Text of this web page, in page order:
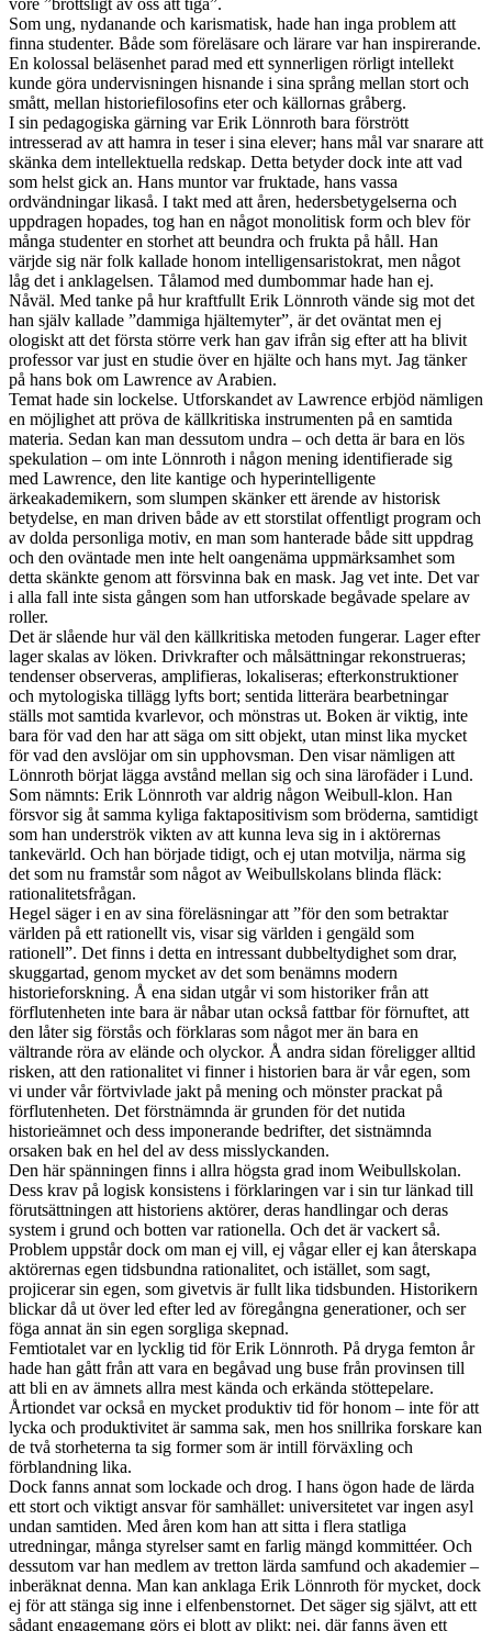
vore ”brottsligt av oss att tiga”.
Som ung, nydanande och karismatisk, hade han inga problem att
finna studenter. Både som föreläsare och lärare var han inspirerande.
En kolossal beläsenhet parad med ett synnerligen rörligt intellekt
kunde göra undervisningen hisnande i sina språng mellan stort och
smått, mellan historiefilosofins eter och källornas gråberg.
I sin pedagogiska gärning var Erik Lönnroth bara förstrött
intresserad av att hamra in teser i sina elever; hans mål var snarare att
skänka dem intellektuella redskap. Detta betyder dock inte att vad
som helst gick an. Hans muntor var fruktade, hans vassa
ordvändningar likaså. I takt med att åren, hedersbetygelserna och
uppdragen hopades, tog han en något monolitisk form och blev för
många studenter en storhet att beundra och frukta på håll. Han
värjde sig när folk kallade honom intelligensaristokrat, men något
låg det i anklagelsen. Tålamod med dumbommar hade han ej.
Nåväl. Med tanke på hur kraftfullt Erik Lönnroth vände sig mot det
han själv kallade ”dammiga hjältemyter”, är det oväntat men ej
ologiskt att det första större verk han gav ifrån sig efter att ha blivit
professor var just en studie över en hjälte och hans myt. Jag tänker
på hans bok om Lawrence av Arabien.
Temat hade sin lockelse. Utforskandet av Lawrence erbjöd nämligen
en möjlighet att pröva de källkritiska instrumenten på en samtida
materia. Sedan kan man dessutom undra – och detta är bara en lös
spekulation – om inte Lönnroth i någon mening identifierade sig
med Lawrence, den lite kantige och hyperintelligente
ärkeakademikern, som slumpen skänker ett ärende av historisk
betydelse, en man driven både av ett storstilat offentligt program och
av dolda personliga motiv, en man som hanterade både sitt uppdrag
och den oväntade men inte helt oangenäma uppmärksamhet som
detta skänkte genom att försvinna bak en mask. Jag vet inte. Det var
i alla fall inte sista gången som han utforskade begåvade spelare av
roller.
Det är slående hur väl den källkritiska metoden fungerar. Lager efter
lager skalas av löken. Drivkrafter och målsättningar rekonstrueras;
tendenser observeras, amplifieras, lokaliseras; efterkonstruktioner
och mytologiska tillägg lyfts bort; sentida litterära bearbetningar
ställs mot samtida kvarlevor, och mönstras ut. Boken är viktig, inte
bara för vad den har att säga om sitt objekt, utan minst lika mycket
för vad den avslöjar om sin upphovsman. Den visar nämligen att
Lönnroth börjat lägga avstånd mellan sig och sina lärofäder i Lund.
Som nämnts: Erik Lönnroth var aldrig någon Weibull-klon. Han
försvor sig åt samma kyliga faktapositivism som bröderna, samtidigt
som han underströk vikten av att kunna leva sig in i aktörernas
tankevärld. Och han började tidigt, och ej utan motvilja, närma sig
det som nu framstår som något av Weibullskolans blinda fläck:
rationalitetsfrågan.
Hegel säger i en av sina föreläsningar att ”för den som betraktar
världen på ett rationellt vis, visar sig världen i gengäld som
rationell”. Det finns i detta en intressant dubbeltydighet som drar,
skuggartad, genom mycket av det som benämns modern
historieforskning. Å ena sidan utgår vi som historiker från att
förflutenheten inte bara är nåbar utan också fattbar för förnuftet, att
den låter sig förstås och förklaras som något mer än bara en
vältrande röra av elände och olyckor. Å andra sidan föreligger alltid
risken, att den rationalitet vi finner i historien bara är vår egen, som
vi under vår förtvivlade jakt på mening och mönster prackat på
förflutenheten. Det förstnämnda är grunden för det nutida
historieämnet och dess imponerande bedrifter, det sistnämnda
orsaken bak en hel del av dess misslyckanden.
Den här spänningen finns i allra högsta grad inom Weibullskolan.
Dess krav på logisk konsistens i förklaringen var i sin tur länkad till
förutsättningen att historiens aktörer, deras handlingar och deras
system i grund och botten var rationella. Och det är vackert så.
Problem uppstår dock om man ej vill, ej vågar eller ej kan återskapa
aktörernas egen tidsbundna rationalitet, och istället, som sagt,
projicerar sin egen, som givetvis är fullt lika tidsbunden. Historikern
blickar då ut över led efter led av föregångna generationer, och ser
föga annat än sin egen sorgliga skepnad.
Femtiotalet var en lycklig tid för Erik Lönnroth. På dryga femton år
hade han gått från att vara en begåvad ung buse från provinsen till
att bli en av ämnets allra mest kända och erkända stöttepelare.
Årtiondet var också en mycket produktiv tid för honom – inte för att
lycka och produktivitet är samma sak, men hos snillrika forskare kan
de två storheterna ta sig former som är intill förväxling och
förblandning lika.
Dock fanns annat som lockade och drog. I hans ögon hade de lärda
ett stort och viktigt ansvar för samhället: universitetet var ingen asyl
undan samtiden. Med åren kom han att sitta i flera statliga
utredningar, många styrelser samt en farlig mängd kommittéer. Och
dessutom var han medlem av tretton lärda samfund och akademier –
inberäknat denna. Man kan anklaga Erik Lönnroth för mycket, dock
ej för att stänga sig inne i elfenbenstornet. Det säger sig självt, att ett
sådant engagemang görs ej blott av plikt; nej, där fanns även ett